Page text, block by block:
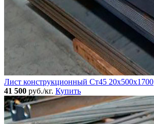
Лист конструкционный Ст45 20х500х1700
41 500 руб./кг. Купить